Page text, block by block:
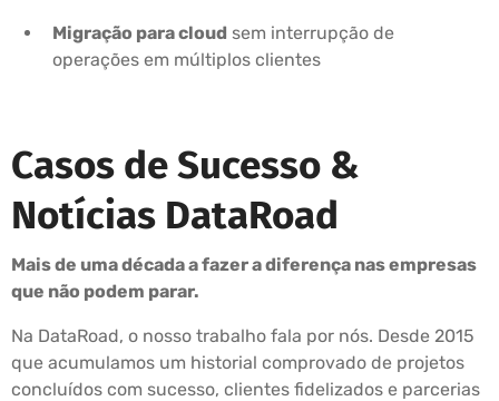
Migração para cloud sem interrupção de
operações em múltiplos clientes
Casos de Sucesso &
Notícias DataRoad
Mais de uma década a fazer a diferença nas empresas
que não podem parar.
Na DataRoad, o nosso trabalho fala por nós. Desde 2015
que acumulamos um historial comprovado de projetos
concluídos com sucesso, clientes fidelizados e parcerias